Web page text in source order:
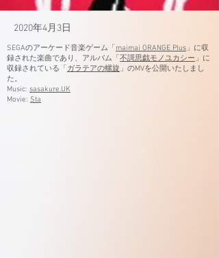
2020年4月3日
SEGAのアーケード音楽ゲーム「 maimai ORANGE Plus」に収
録された楽曲であり、アルバム「 不謌思戯モノユカシー」に
収録されている「 ガラテアの螺旋」のMVを公開いたしまし
た。
Music: sasakure.UK​
Movie: Sta